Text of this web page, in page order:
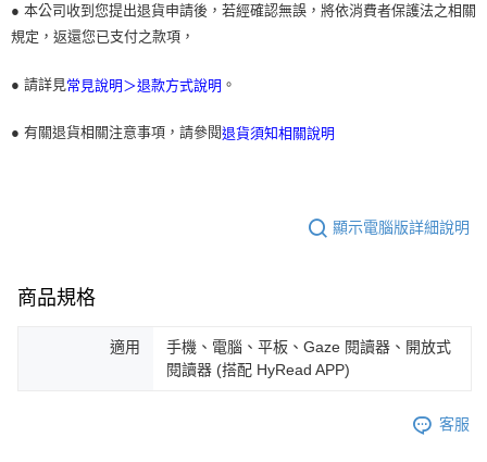
● 本公司收到您提出退貨申請後，若經確認無誤，將依消費者保護法之相關
規定，返還您已支付之款項，
● 請詳見 常見說明＞退款方式說明 。
● 有關退貨相關注意事項，請參閱退貨須知相關說明
顯示電腦版詳細說明
商品規格
適用
手機、電腦、平板、Gaze 閱讀器、開放式
閱讀器 (搭配 HyRead APP)
客服